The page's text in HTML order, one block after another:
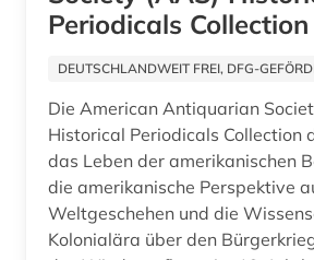
inflation (1)
innenpolitik (1)
internationale beziehungen (4)
internationale organisation (1)
Periodicals
DEUTSCHLANDWEIT FREI, DFG-
Die American Antiquarian
Historical Periodicals Collection
das Leben der amerikanischen
die amerikanische Perspektive
Weltgeschehen und die
Kolonialära über den